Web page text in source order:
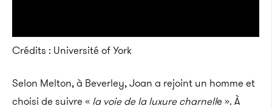
Crédits : Université of York
Selon Melton, à Beverley, Joan a rejoint un homme et
choisi de suivre « la voie de la luxure charnelle ». À